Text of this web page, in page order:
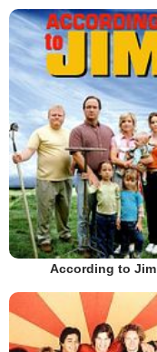
According to Jim